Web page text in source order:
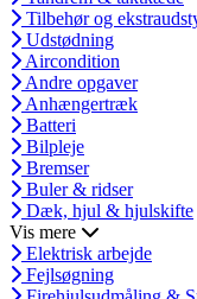
Tilbehør og
Udstødning
Aircondition
Andre opgaver
Anhængertræk
Batteri
Bilpleje
Bremser
Buler & ridser
Dæk, hjul & hjulskifte
Vis mere
Elektrisk arbejde
Fejlsøgning